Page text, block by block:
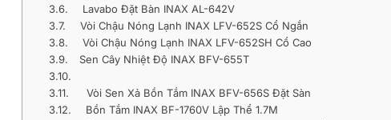
Lavabo Đặt Bàn INAX AL-642V
Vòi Chậu Nóng Lạnh INAX LFV-652S Cổ Ngắn
Vòi Chậu Nóng Lạnh INAX LFV-652SH Cổ Cao
Sen Cây Nhiệt Độ INAX BFV-655T
Vòi Sen Xả Bồn Tắm INAX BFV-656S Đặt Sàn
Bồn Tắm INAX BF-1760V Lập Thể 1.7M